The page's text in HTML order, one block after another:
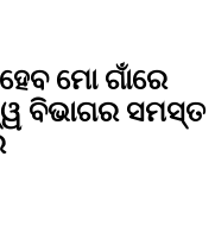
ମୋ ଗାଁରେ
ବିଭାଗର ସମସ୍ତ